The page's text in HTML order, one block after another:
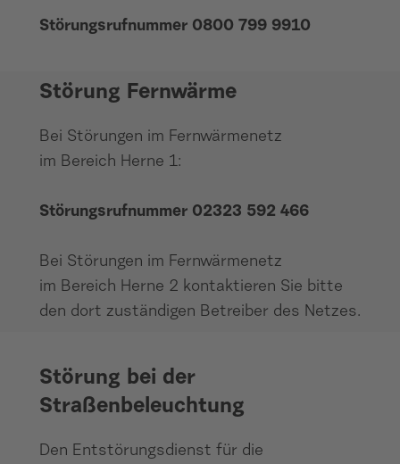
Störungsrufnummer 0800 799 9910
Störung Fernwärme
Bei Störungen im Fernwärmenetz
im Bereich Herne 1:
Störungsrufnummer 02323 592 466
Bei Störungen im Fernwärmenetz
im Bereich Herne 2 kontaktieren Sie bitte
den dort zuständigen Betreiber des Netzes.
Störung bei der
Straßenbeleuchtung
Den Entstörungsdienst für die